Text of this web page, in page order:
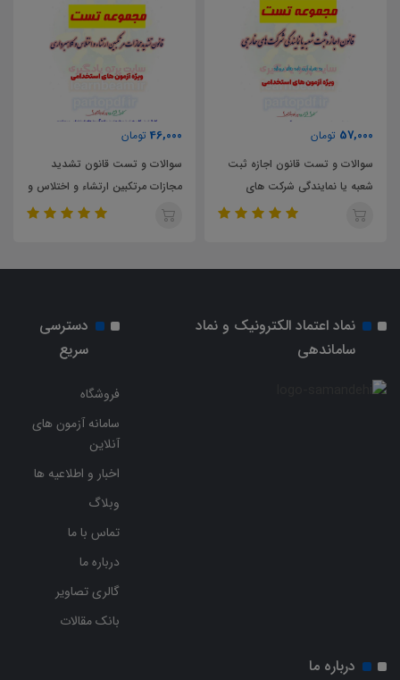
57,000 تومان
سوالات و تست قانون اجازه ثبت
شعبه یا نمایندگی شرکت های
خارجی
46,000 تومان
سوالات و تست قانون تشديد
مجازات مرتكبين ارتشاء و اختلاس و
كلاهبرداری
نماد اعتماد الکترونیک و نماد
ساماندهی
دسترسی
سریع
فروشگاه
سامانه آزمون های
آنلاین
اخبار و اطلاعیه ها
وبلاگ
تماس با ما
درباره ما
گالری تصاویر
بانک مقالات
درباره ما